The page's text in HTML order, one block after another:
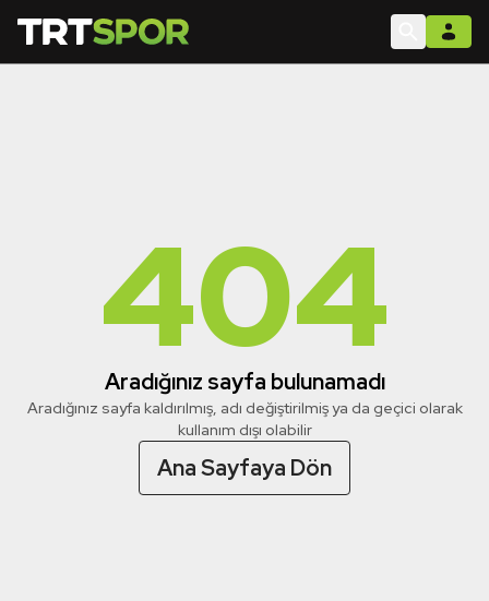
404
Aradığınız sayfa bulunamadı
Aradığınız sayfa kaldırılmış, adı değiştirilmiş ya da geçici olarak
kullanım dışı olabilir
Ana Sayfaya Dön